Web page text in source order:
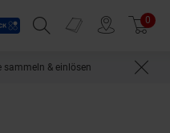
Suchfeld einblenden
Prospekte 0
sammeln & einlösen